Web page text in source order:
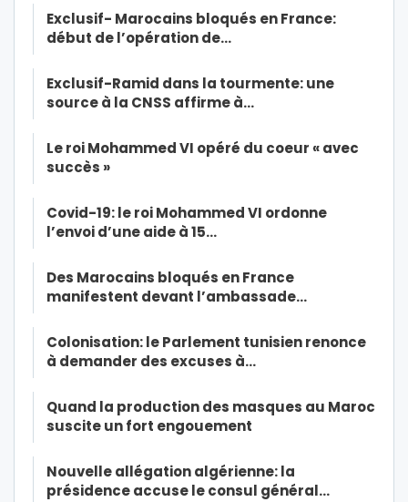
Exclusif- Marocains bloqués en France:
début de l’opération de…
Exclusif-Ramid dans la tourmente: une
source à la CNSS affirme à…
Le roi Mohammed VI opéré du coeur « avec
succès »
Covid-19: le roi Mohammed VI ordonne
l’envoi d’une aide à 15…
Des Marocains bloqués en France
manifestent devant l’ambassade…
Colonisation: le Parlement tunisien renonce
à demander des excuses à…
Quand la production des masques au Maroc
suscite un fort engouement
Nouvelle allégation algérienne: la
présidence accuse le consul général…